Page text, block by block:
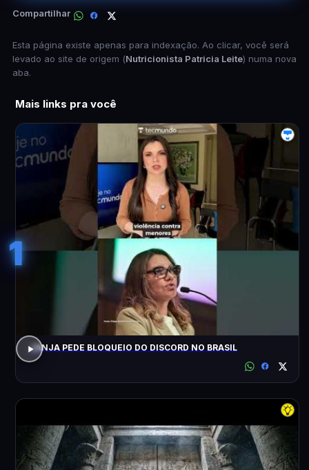
Compartilhar
Esta página existe apenas para indexação. Ao clicar, você será
levado ao site de origem (Nutricionista Patricia Leite) numa nova
aba.
Mais links pra você
1
JANJA PEDE BLOQUEIO DO DISCORD NO BRASIL